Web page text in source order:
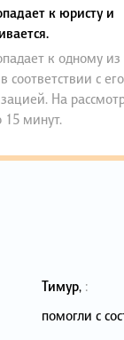
к юристу и
к одному
соответствии с его
На
15 минут.
Тимур, :
помогли с